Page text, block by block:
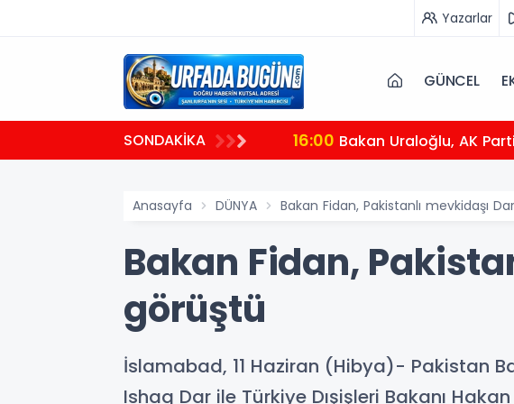
Yazarlar
GÜNCEL
SONDAKİKA 16:00 Bakan Uraloğlu, AK
Anasayfa DÜNYA Bakan Fidan, Pakistanlı mevkidaşı
Bakan Fidan,
görüştü
İslamabad, 11 Haziran (Hibya)- Pakistan
Ishaq Dar ile Türkiye Dışişleri Bakanı